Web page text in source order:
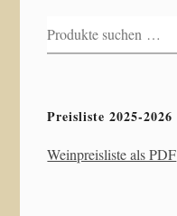
Suchen
nach:
Preisliste 2025-2026
Weinpreisliste als PDF